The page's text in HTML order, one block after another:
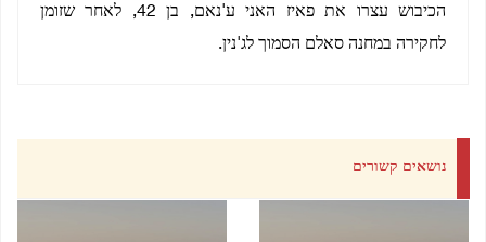
הכיבוש עצרו את פאיז האני ע'נאם, בן 42, לאחר שזומן
לחקירה במחנה סאלם הסמוך לג'נין.
נושאים קשורים